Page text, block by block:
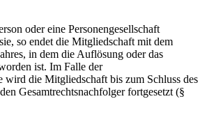
oder eine Personengesellschaft
so endet die Mitgliedschaft mit dem
in dem die Auflösung oder das
ist. Im Falle der
wird die Mitgliedschaft bis zum Schluss des
Gesamtrechtsnachfolger fortgesetzt (§